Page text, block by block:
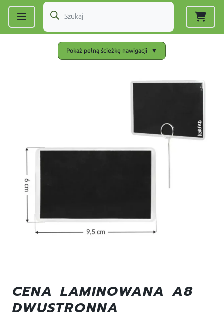
Pokaż pełną ścieżkę nawigacji ▼
CENA LAMINOWANA A8
DWUSTRONNA